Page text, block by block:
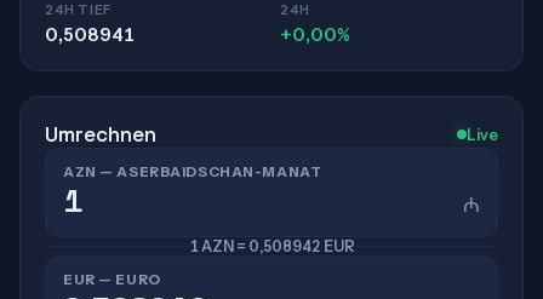
24H TIEF
0,508941
24H
+0,00%
Umrechnen Live
AZN — ASERBAIDSCHAN-MANAT
₼
1 AZN = 0,508942 EUR
EUR — EURO